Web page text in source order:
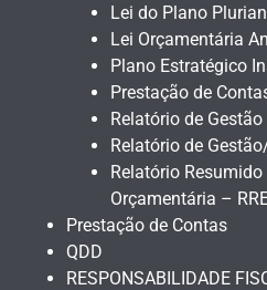
Lei do Plano
Lei Orçamentária
Plano Estratégico
Prestação de
Relatório de
Relatório de
Relatório
Orçamentária –
Prestação de Contas
QDD
RESPONSABILIDADE